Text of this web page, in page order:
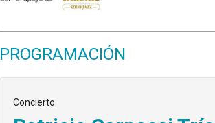
PROGRAMACIÓN
Concierto